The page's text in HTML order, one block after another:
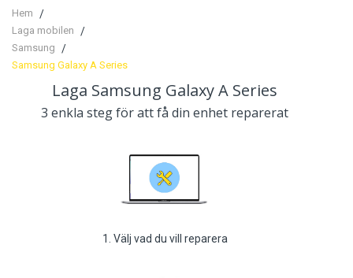
Hem
Laga mobilen
Samsung
Samsung Galaxy A Series
Laga Samsung Galaxy A Series
3 enkla steg för att få din enhet reparerat
1. Välj vad du vill reparera